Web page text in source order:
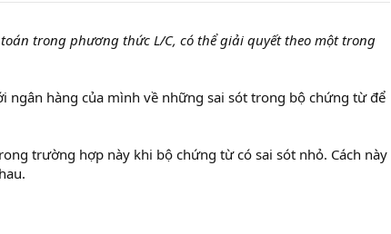
trong phương thức L/C, có thể giải quyết theo một trong
ngân hàng của mình về những sai sót trong bộ chứng từ để
trường hợp này khi bộ chứng từ có sai sót nhỏ. Cách này